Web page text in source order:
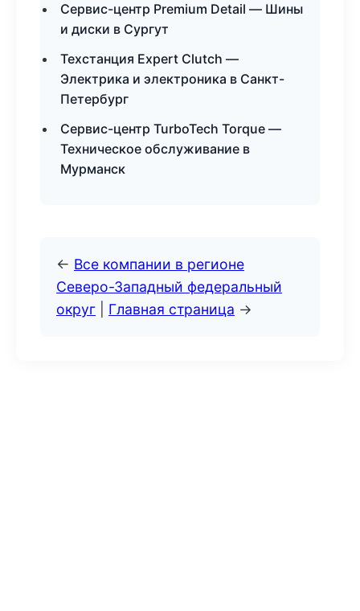
Сервис-центр Premium Detail — Шины
и диски в Сургут
Техстанция Expert Clutch —
Электрика и электроника в Санкт-
Петербург
Сервис-центр TurboTech Torque —
Техническое обслуживание в
Мурманск
← Все компании в регионе
Северо-Западный федеральный
округ
Главная страница →